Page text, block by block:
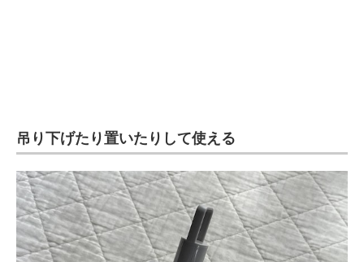
吊り下げたり置いたりして使える